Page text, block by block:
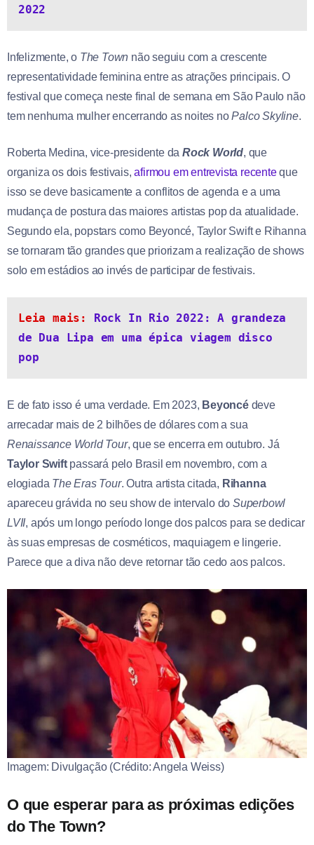
2022
Infelizmente, o The Town não seguiu com a crescente
representatividade feminina entre as atrações principais. O
festival que começa neste final de semana em São Paulo não
tem nenhuma mulher encerrando as noites noPalco Skyline.
Roberta Medina, vice-presidente da Rock World, que
organiza os dois festivais,afirmou em entrevista recenteque
isso se deve basicamente a conflitos de agenda e a uma
mudança de postura das maiores artistas pop da atualidade.
Segundo ela, popstars como Beyoncé, Taylor Swift e Rihanna
se tornaram tão grandes que priorizam a realização de shows
solo em estádios ao invés de participar de festivais.
Leia mais:
Rock In Rio 2022: A grandeza
de Dua Lipa em uma épica viagem disco
pop
E de fato isso é uma verdade. Em 2023, Beyoncé deve
arrecadar mais de 2 bilhões de dólares com a sua
Renaissance World Tour, que se encerra em outubro. Já
Taylor Swiftpassará pelo Brasil em novembro, com a
elogiada The Eras Tour. Outra artista citada, Rihanna
apareceu grávida no seu show de intervalo do Superbowl
LVII, após um longo período longe dos palcos para se dedicar
às suas empresas de cosméticos, maquiagem e lingerie.
Parece que a diva não deve retornar tão cedo aos palcos.
Imagem: Divulgação (Crédito: Angela Weiss)
O que esperar para as próximas edições
do The Town?